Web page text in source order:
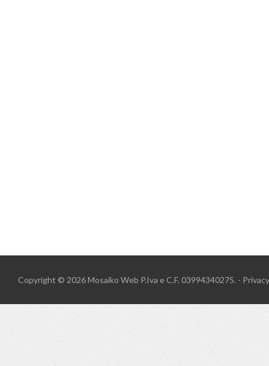
Copyright © 2026Mosaiko Web P.Iva e C.F. 03994340275. - Privacy